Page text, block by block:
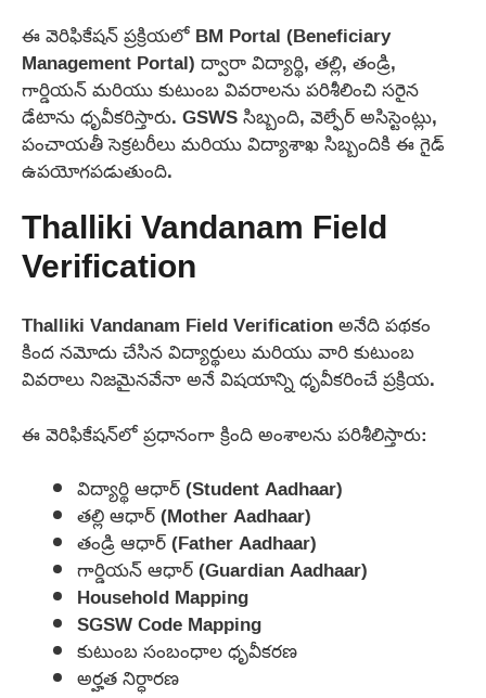
ఈ వెరిఫికేషన్ ప్రక్రియలో BM Portal (Beneficiary
Management Portal) ద్వారా విద్యార్థి, తల్లి, తండ్రి,
గార్డియన్ మరియు కుటుంబ వివరాలను పరిశీలించి సరైన
డేటాను ధృవీకరిస్తారు. GSWS సిబ్బంది, వెల్ఫేర్ అసిస్టెంట్లు,
పంచాయతీ సెక్రటరీలు మరియు విద్యాశాఖ సిబ్బందికి ఈ గైడ్
ఉపయోగపడుతుంది.
Thalliki Vandanam Field
Verification
Thalliki Vandanam Field Verification అనేది పథకం
కింద నమోదు చేసిన విద్యార్థులు మరియు వారి కుటుంబ
వివరాలు నిజమైనవేనా అనే విషయాన్ని ధృవీకరించే ప్రక్రియ.
ఈ వెరిఫికేషన్‌లో ప్రధానంగా క్రింది అంశాలను పరిశీలిస్తారు:
విద్యార్థి ఆధార్ (Student Aadhaar)
తల్లి ఆధార్ (Mother Aadhaar)
తండ్రి ఆధార్ (Father Aadhaar)
గార్డియన్ ఆధార్ (Guardian Aadhaar)
Household Mapping
SGSW Code Mapping
కుటుంబ సంబంధాల ధృవీకరణ
అర్హత నిర్ధారణ